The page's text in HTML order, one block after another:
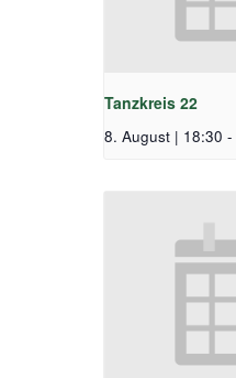
Tanzkreis 22
8. August | 18:30 -